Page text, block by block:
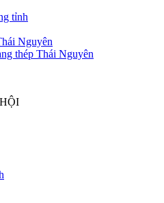
tỉnh
Nguyên
thép Thái Nguyên